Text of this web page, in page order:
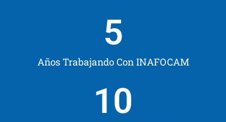
Años Trabajando Con INAFOCAM
5
10